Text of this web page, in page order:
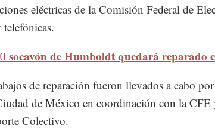
eléctricas de la Comisión Federal de
socavón de Humboldt quedará reparado
de reparación fueron llevados a cabo
de México en coordinación con la CFE
Colectivo.